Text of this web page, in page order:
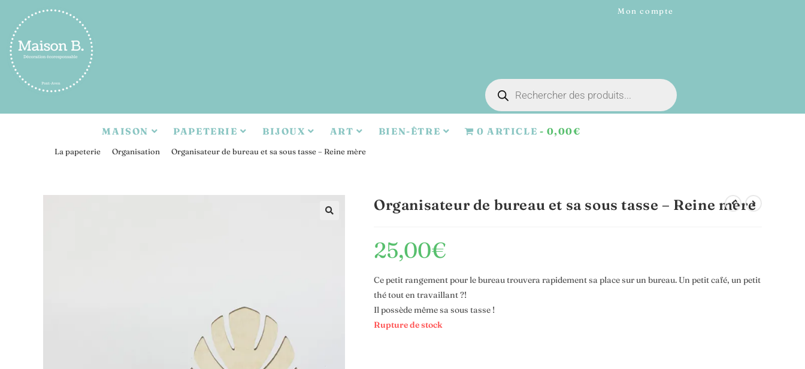
Mon compte
MAISON PAPETERIE BIJOUX ART BIEN-ÊTRE 0 ARTICLE 0,00€
La papeterie Organisation Organisateur de bureau et sa sous tasse – Reine mère
Organisateur de bureau et sa sous tasse – Reine mère
25,00€
Ce petit rangement pour le bureau trouvera rapidement sa place sur un bureau. Un petit café, un petit
thé tout en travaillant ?!
Il possède même sa sous tasse !
Rupture de stock